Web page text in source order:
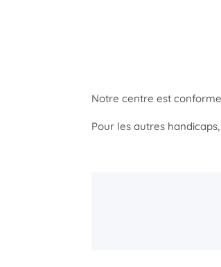
Notre centre est
Pour les autres